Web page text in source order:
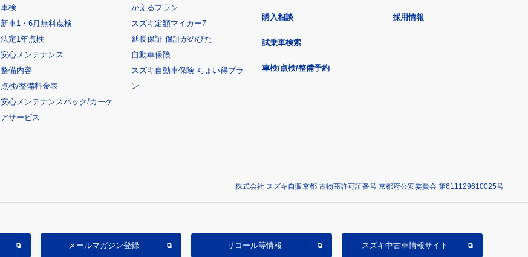
車検
新車1・6月無料点検
法定1年点検
安心メンテナンス
整備内容
点検/整備料金表
安心メンテナンスパック/カーケ
アサービス
かえるプラン
スズキ定額マイカー7
延長保証 保証がのびた
自動車保険
スズキ自動車保険 ちょい得プラ
ン
購入相談
試乗車検索
車検/点検/整備予約
採用情報
株式会社 スズキ自販京都 古物商許可証番号 京都府公安委員会 第611129610025号
メールマガジン登録 リコール等情報 スズキ中古車情報サイト